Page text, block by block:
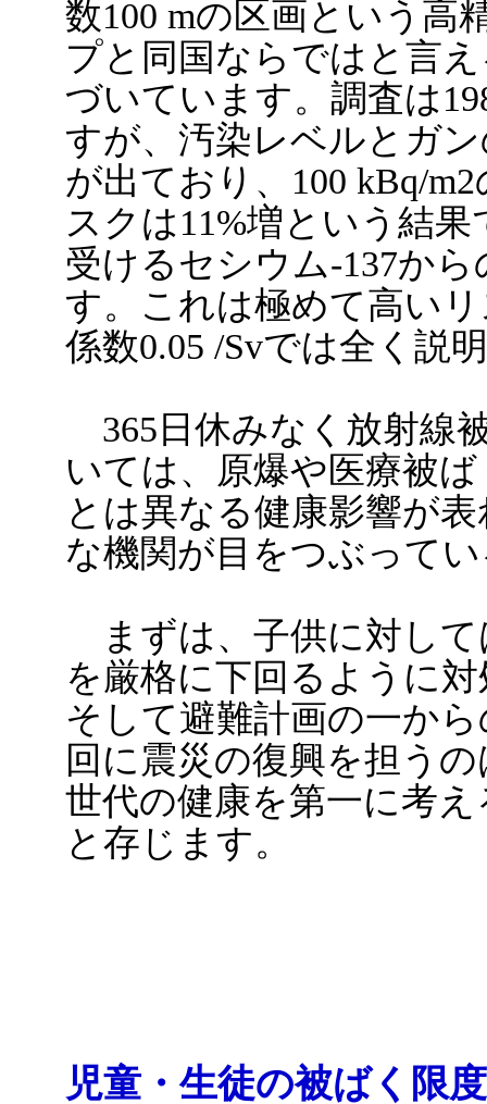
数100 mの区画という高
プと同国ならではと言
づいています。調査は
すが、汚染レベルとガ
が出ており、100 kBq/
スクは11%増という結
受けるセシウム-137か
す。これは極めて高い
係数0.05 /Svでは全く説
365日休みなく放射線
いては、原爆や医療被
とは異なる健康影響が
な機関が目をつぶって
まずは、子供に対して
を厳格に下回るように
そして避難計画の一か
回に震災の復興を担う
世代の健康を第一に考
と存じます。
児童・生徒の被ばく限